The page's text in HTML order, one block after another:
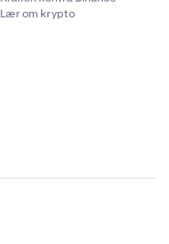
Lær om krypto